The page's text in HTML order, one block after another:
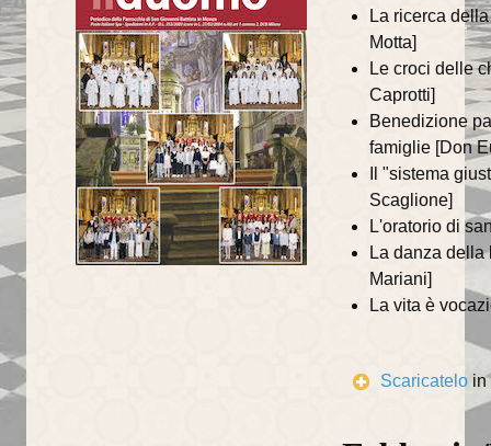
annata 2024
annata 2023
annata 2022
annata 2021
annata 2020
annata 2019
La ricerca
Motta]
Le croci delle
Caprotti]
Benedizione
famiglie [Don
Il "sistema
Scaglione]
L'oratorio di
La danza
Mariani]
La vita è
Scaricatelo in